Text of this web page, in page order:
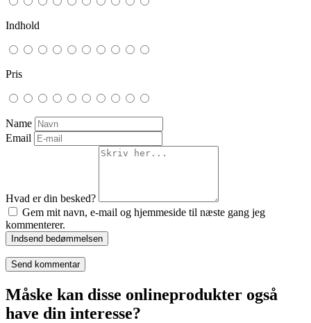
Indhold
Pris
Name
Email
Hvad er din besked?
Gem mit navn, e-mail og hjemmeside til næste gang jeg
kommenterer.
Indsend bedømmelsen
Måske kan disse onlineprodukter også
have din interesse?